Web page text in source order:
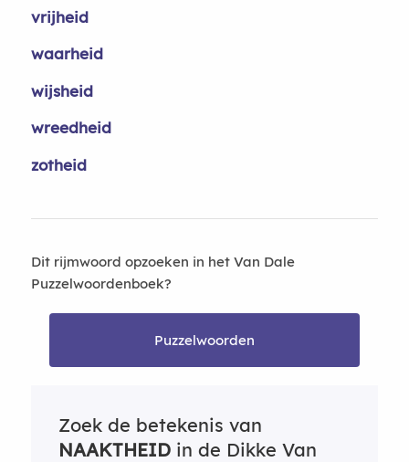
vrijheid
waarheid
wijsheid
wreedheid
zotheid
Dit rijmwoord opzoeken in het Van Dale
Puzzelwoordenboek?
Puzzelwoorden
Zoek de betekenis van
NAAKTHEIDin de Dikke Van